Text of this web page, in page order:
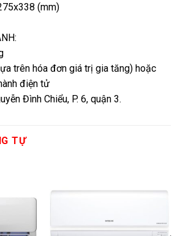
(mm)
trên hóa đơn giá trị gia tăng) hoặc
điện tử
Đình Chiểu, P. 6, quận 3.
TỰ